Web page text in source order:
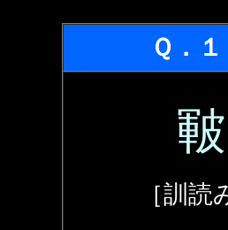
Ｑ．１
皸
［訓読